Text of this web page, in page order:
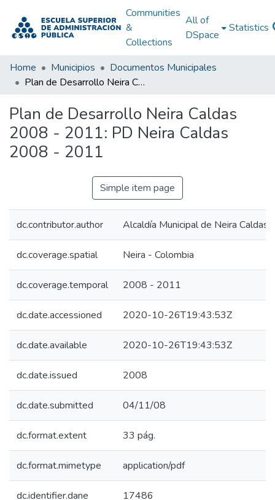
Communities
&
Collections
All of
DSpace
Statistics
Home Municipios
Documentos Municipales
Plan de Desarrollo Neira Caldas 2008 - 2011: PD Neira Caldas 2008 - 2011
Plan de Desarrollo Neira Caldas
2008 - 2011: PD Neira Caldas
2008 - 2011
Simple item page
dc.contributor.author Alcaldía Municipal de Neira Caldas
dc.coverage.spatial Neira - Colombia
dc.coverage.temporal 2008 - 2011
dc.date.accessioned 2020-10-26T19:43:53Z
dc.date.available 2020-10-26T19:43:53Z
dc.date.issued 2008
dc.date.submitted 04/11/08
dc.format.extent 33 pág.
dc.format.mimetype application/pdf
dc.identifier.dane 17486